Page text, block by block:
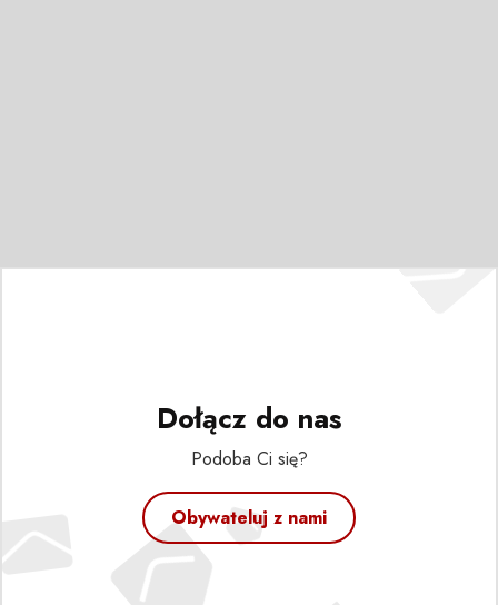
Dołącz do nas
Podoba Ci się?
Obywateluj z nami